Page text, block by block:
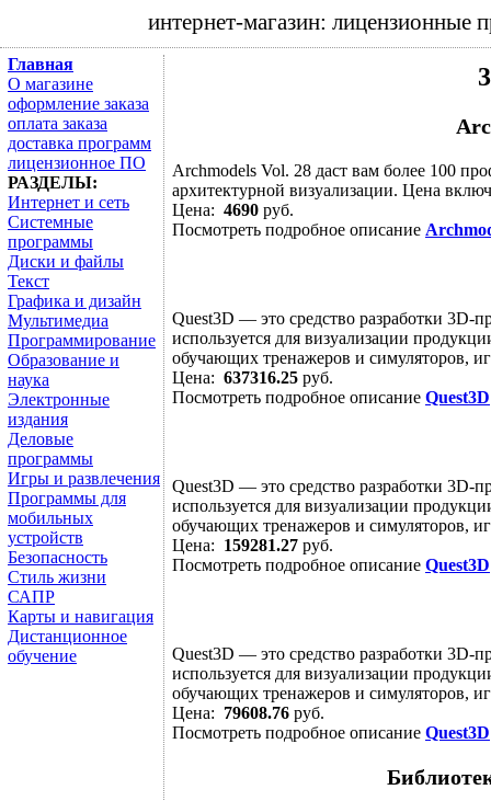
интернет-магазин:
Главная
О магазине
оформление заказа
оплата заказа
доставка программ
лицензионное ПО
РАЗДЕЛЫ:
Интернет и сеть
Системные
программы
Диски и файлы
Текст
Графика и дизайн
Мультимедиа
Программирование
Образование и
наука
Электронные
издания
Деловые
программы
Игры и развлечения
Программы для
мобильных
устройств
Безопасность
Стиль жизни
САПР
Карты и навигация
Дистанционное
обучение
Archmodels Vol. 28 даст вам более 100
архитектурной визуализации. Цена
Цена: 4690 руб.
Посмотреть подробное описание
Quest3D — это средство разработки
используется для визуализации
обучающих тренажеров и симуляторов,
Цена: 637316.25 руб.
Посмотреть подробное описание Quest3D
Quest3D — это средство разработки
используется для визуализации
обучающих тренажеров и симуляторов,
Цена: 159281.27 руб.
Посмотреть подробное описание Quest3D
Quest3D — это средство разработки
используется для визуализации
обучающих тренажеров и симуляторов,
Цена: 79608.76 руб.
Посмотреть подробное описание Quest3D